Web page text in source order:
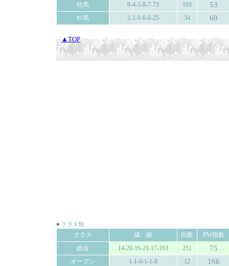
牝馬 6-4-5-8-7-73 103 53
ｾﾝ馬 2-1-0-6-0-25 34 60
▲TOP
■ クラス別
クラス 成 績 回数
PW指数
総合
14-20-16-21-17-163 251 75
オープン 1-1-0-1-1-8 12 166